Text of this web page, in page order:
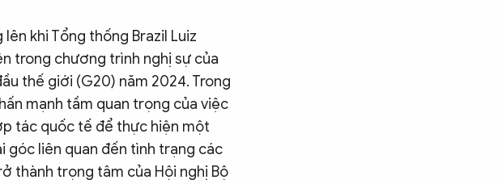
khi Tổng thống Brazil Luiz
trong chương trình nghị sự của
thế giới (G20) năm 2024. Trong
mạnh tầm quan trọng của việc
tác quốc tế để thực hiện một
góc liên quan đến tình trạng các
thành trọng tâm của Hội nghị Bộ